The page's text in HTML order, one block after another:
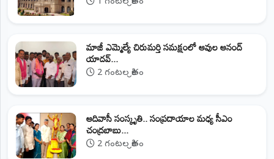
మాజీ ఎమ్మెల్యే చిరుమర్తి సమక్షంలో ఆవుల ఆనంద్
యాదవ్...
2 గంటల క్రితం
ఆదివాసీ సంస్కృతి.. సంప్రదాయాల మధ్య సీఎం
చంద్రబాబు...
2 గంటల క్రితం